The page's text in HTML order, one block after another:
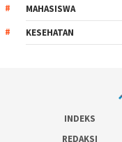
MAHASISWA
KESEHATAN
INDEKS
REDAKSI